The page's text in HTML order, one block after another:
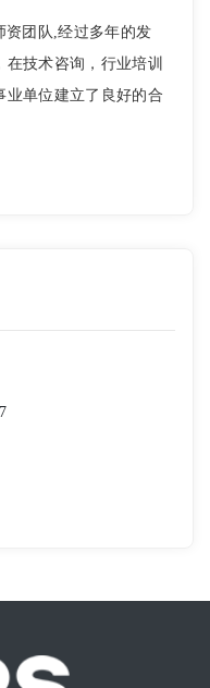
资团队,经过多年的发
技术咨询，行业培训
业单位建立了良好的合